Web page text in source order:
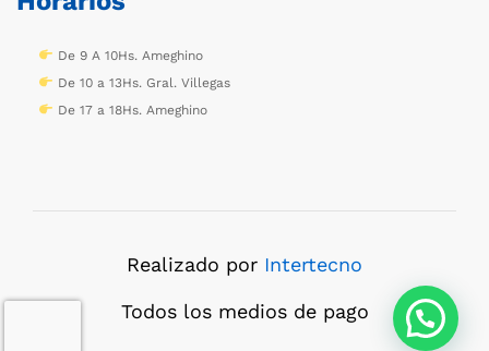
De 9 A 10Hs. Ameghino
De 10 a 13Hs. Gral. Villegas
De 17 a 18Hs. Ameghino
Realizado por Intertecno
Todos los medios de pago